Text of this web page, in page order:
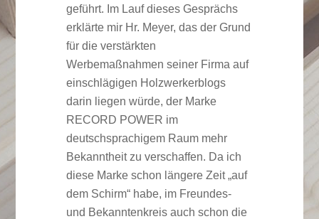
geführt. Im Lauf dieses Gesprächs
erklärte mir Hr. Meyer, das der Grund
für die verstärkten
Werbemaßnahmen seiner Firma auf
einschlägigen Holzwerkerblogs
darin liegen würde, der Marke
RECORD POWER im
deutschsprachigem Raum mehr
Bekanntheit zu verschaffen. Da ich
diese Marke schon längere Zeit „auf
dem Schirm“ habe, im Freundes-
und Bekanntenkreis auch schon die